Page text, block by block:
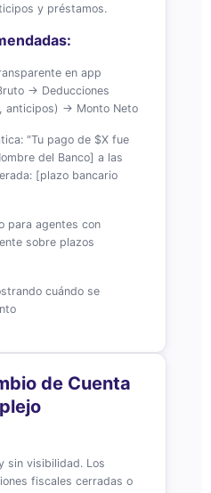
y préstamos.
en app
→ Deducciones
anticipos) → Monto Neto
"Tu pago de $X fue
del Banco] a las
[plazo bancario
para agentes con
sobre plazos
cuándo se
de Cuenta
sin visibilidad. Los
fiscales cerradas o